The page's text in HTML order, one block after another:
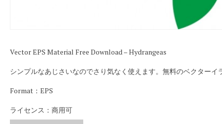
Vector EPS Material Free Download – Hydrangeas
シンプルなあじさいなのでさり気なく使えます。無料のベクターイ
Format：EPS
ライセンス：商用可